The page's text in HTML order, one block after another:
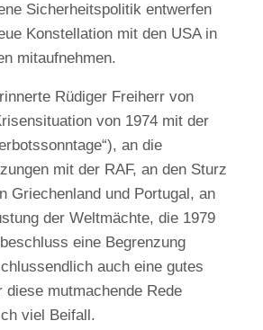
Sicherheitspolitik entwerfen
Konstellation mit den USA in
mitaufnehmen.
Rüdiger Freiherr von
von 1974 mit der
an die
mit der RAF, an den Sturz
Griechenland und Portugal, an
der Weltmächte, die 1979
eine Begrenzung
auch eine gutes
diese mutmachende Rede
viel Beifall.